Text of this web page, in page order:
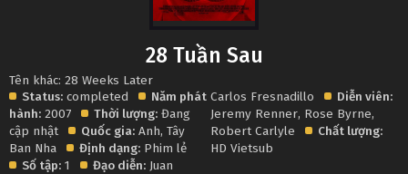
28 Tuần Sau
Tên khác: 28 Weeks Later
Status: completed
Năm phát
hành: 2007 Thời lượng: Đang
cập nhật
Quốc gia: Anh, Tây
Ban Nha
Định dạng: Phim lẻ
Số tập: 1 Đạo diễn: Juan
Carlos Fresnadillo
Diễn viên:
Jeremy Renner, Rose Byrne,
Robert Carlyle
Chất lượng:
HD Vietsub